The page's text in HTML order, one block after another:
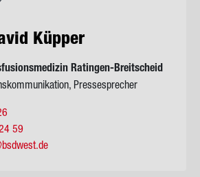
Küp­per
Ratingen-​Breitscheid
Pressesprecher
59